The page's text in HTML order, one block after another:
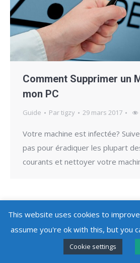
Comment Supprimer un
mon PC
Guide Partigzy 29 mars 2017
Votre machine est infectée?
pas pour éradiquer les plupart
courants et nettoyer votre
Copyright @ 2010 - 2026Adlice
This website uses cookies to
assume you're ok with this, but you
Cookie settings